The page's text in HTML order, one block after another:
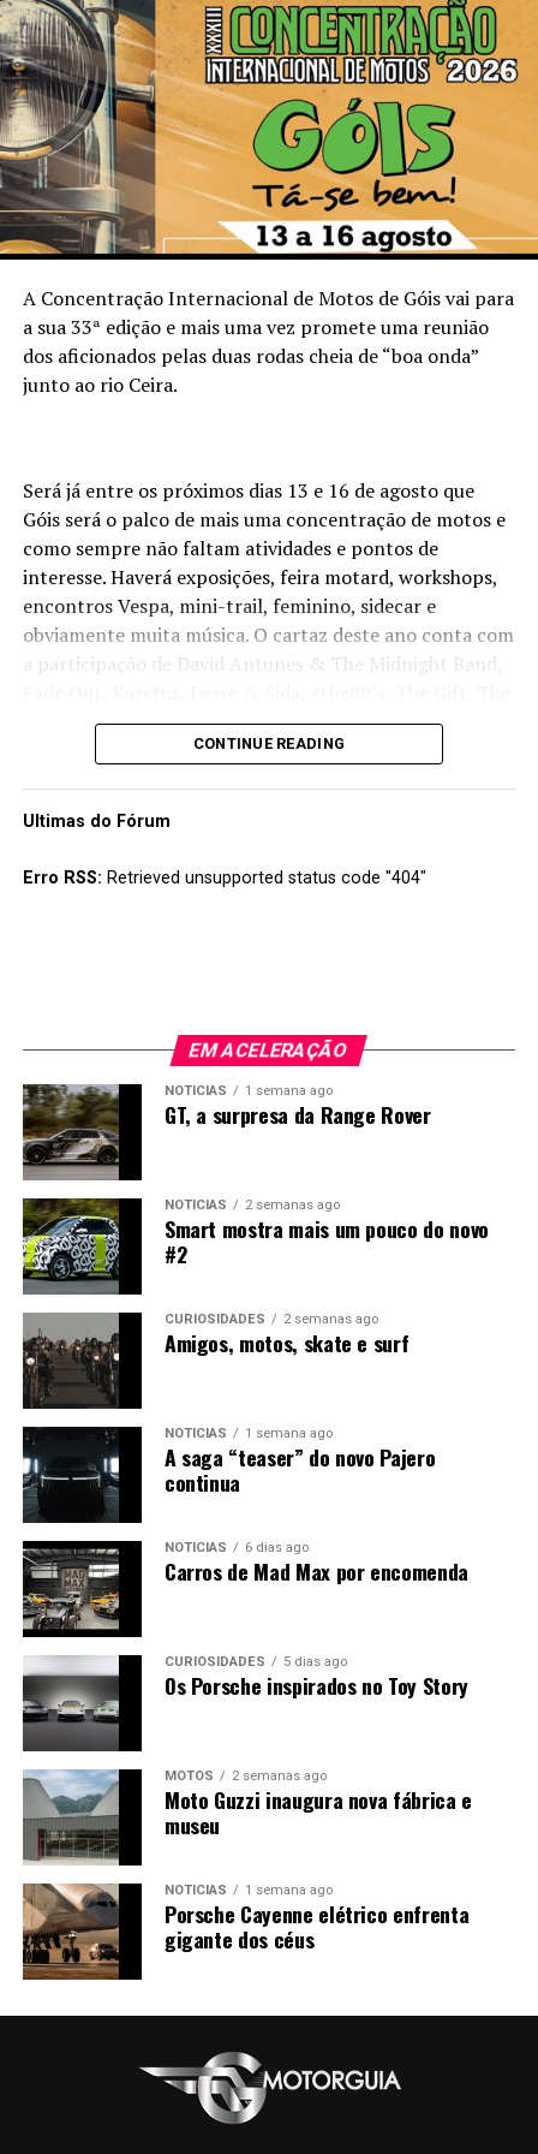
A Concentração Internacional de Motos de Góis vai para
a sua 33ª edição e mais uma vez promete uma reunião
dos aficionados pelas duas rodas cheia de “boa onda”
junto ao rio Ceira.
Será já entre os próximos dias 13 e 16 de agosto que
Góis será o palco de mais uma concentração de motos e
como sempre não faltam atividades e pontos de
interesse. Haverá exposições, feira motard, workshops,
encontros Vespa, mini-trail, feminino, sidecar e
obviamente muita música. O cartaz deste ano conta com
a participação de David Antunes & The Midnight Band,
Peakles e Xutos & Pontapés.
esquecer que há limite de entradas.
CONTINUE READING
Ultimas do Fórum
Erro RSS: Retrieved unsupported status code "404"
EM ACELERAÇÃO
NOTÍCIAS 1 semana ago
GT, a surpresa da Range Rover
NOTÍCIAS 2 semanas ago
Smart mostra mais um pouco do novo
#2
CURIOSIDADES 2 semanas ago
Amigos, motos, skate e surf
NOTÍCIAS 1 semana ago
A saga “teaser” do novo Pajero
continua
NOTÍCIAS 6 dias ago
Carros de Mad Max por encomenda
CURIOSIDADES 5 dias ago
Os Porsche inspirados no Toy Story
MOTOS 2 semanas ago
Moto Guzzi inaugura nova fábrica e
museu
NOTÍCIAS 1 semana ago
Porsche Cayenne elétrico enfrenta
gigante dos céus